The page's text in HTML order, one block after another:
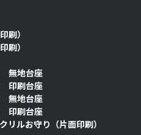
刷）
刷）
無地台座
印刷台座
無地台座
印刷台座
リルお守り（片面印刷）